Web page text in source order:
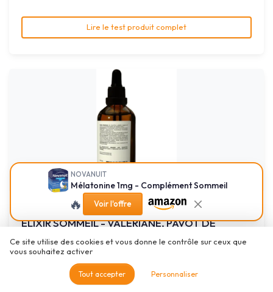
Lire le test produit complet
OFFICINE IMMORTELLE
ELIXIR SOMMEIL - VALERIANE, PAVOT DE
Des gouttes pour dormir, plutôt correctes mais pas magiques
★★★★★
★★★★★
NOVANUIT
Mélatonine 1mg - Complément Sommeil
🔥 Voir l'offre
Ce site utilise des cookies et vous donne le contrôle sur ceux que
vous souhaitez activer
Tout accepter Personnaliser